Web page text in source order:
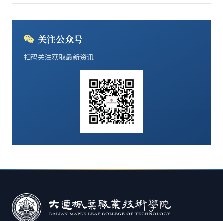
关注公众号
扫码关注获取最新资讯